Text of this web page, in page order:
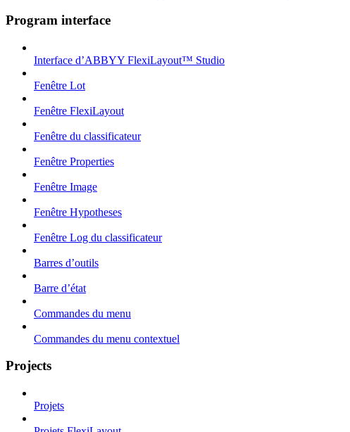
Program interface
Interface d’ABBYY FlexiLayout™ Studio
Fenêtre Lot
Fenêtre FlexiLayout
Fenêtre du classificateur
Fenêtre Properties
Fenêtre Image
Fenêtre Hypotheses
Fenêtre Log du classificateur
Barres d’outils
Barre d’état
Commandes du menu
Commandes du menu contextuel
Projects
Projets